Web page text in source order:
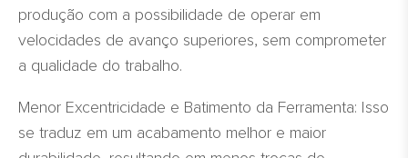
produção com a possibilidade de operar em
velocidades de avanço superiores, sem comprometer
a qualidade do trabalho.
Menor Excentricidade e Batimento da Ferramenta: Isso
se traduz em um acabamento melhor e maior